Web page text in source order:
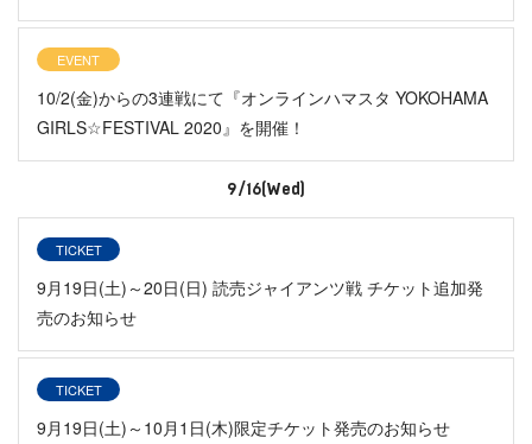
EVENT
10/2(金)からの3連戦にて『オンラインハマスタ YOKOHAMA
GIRLS☆FESTIVAL 2020』を開催！
9/16(Wed)
TICKET
9月19日(土)～20日(日) 読売ジャイアンツ戦 チケット追加発
売のお知らせ
TICKET
9月19日(土)～10月1日(木)限定チケット発売のお知らせ